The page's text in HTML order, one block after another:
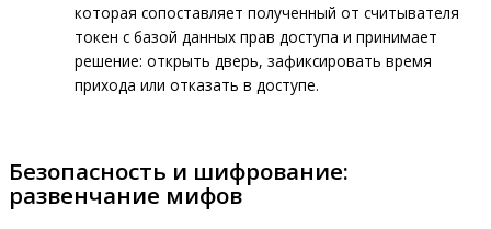
которая сопоставляет полученный от считывателя
токен с базой данных прав доступа и принимает
решение: открыть дверь, зафиксировать время
прихода или отказать в доступе.
Безопасность и шифрование:
развенчание мифов